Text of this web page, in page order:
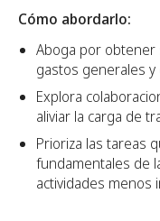
Cómo abordarlo:
Aboga por obtener
gastos generales
Explora
aliviar la carga de
Prioriza las tareas
fundamentales de
actividades menos